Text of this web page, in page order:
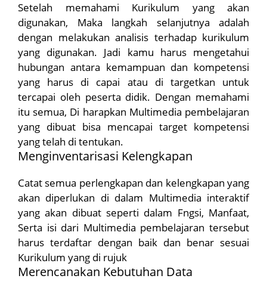
Setelah memahami Kurikulum yang akan
digunakan, Maka langkah selanjutnya adalah
dengan melakukan analisis terhadap kurikulum
yang digunakan. Jadi kamu harus mengetahui
hubungan antara kemampuan dan kompetensi
yang harus di capai atau di targetkan untuk
tercapai oleh peserta didik. Dengan memahami
itu semua, Di harapkan Multimedia pembelajaran
yang dibuat bisa mencapai target kompetensi
yang telah di tentukan.
Menginventarisasi Kelengkapan
Catat semua perlengkapan dan kelengkapan yang
akan diperlukan di dalam Multimedia interaktif
yang akan dibuat seperti dalam Fngsi, Manfaat,
Serta isi dari Multimedia pembelajaran tersebut
harus terdaftar dengan baik dan benar sesuai
Kurikulum yang di rujuk
Merencanakan Kebutuhan Data